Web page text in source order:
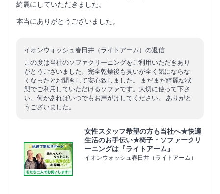
綺麗にしていただきました。
本当にありがとうございました。
イオンウォッシュ春日井（ライトアーム）の返信
この度は当社のソファクリーニングをご利用いただきあり
がとうございました。完全乾燥後も臭いが全く気にならな
くなったとお聞きして安心致しました。 まだまだ綺麗な状
態でご利用していただけるソファです。大切に使って下さ
い。何かあればいつでもお声がけしてください。 ありがと
うございました。
女性スタッフ希望の方も当社へ★快適
生活のお手伝い★椅子・ソファークリ
ーニングは『ライトアーム』
イオンウォッシュ春日井（ライトアーム）